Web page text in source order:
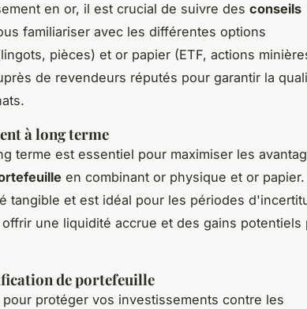
en or, il est crucial de suivre des conseils
familiariser avec les différentes options
pièces) et or papier (ETF, actions
de revendeurs réputés pour garantir la
à long terme
terme est essentiel pour maximiser les
en combinant or physique et or
tangible et est idéal pour les périodes
une liquidité accrue et des gains potentiels
de portefeuille
protéger vos investissements contre les